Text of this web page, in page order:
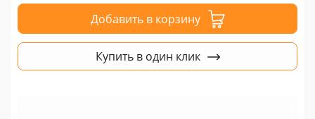
Добавить в корзину
Купить в один клик